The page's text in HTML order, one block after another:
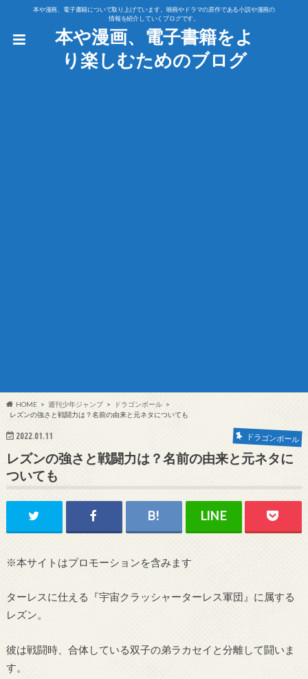
本や漫画、電子書籍について取り上げています。映画やドラマの原作である小説や漫画の
情報を紹介していくブログです。
本や漫画、電子書籍をよ
り楽しむためのブログ
HOME 週刊少年ジャンプ
ドラゴンボール
レズンの強さと戦闘力は？名前の由来と元ネタについても
2022.01.11 ドラゴンボール
レズンの強さと戦闘力は？名前の由来と元ネタに
ついても
※本サイトはプロモーションを含みます
ターレスに仕える『宇宙クラッシャーターレス軍団』に属する
レズン。
彼は戦闘時、合体している双子の弟ラカセイと分離して闘いま
す。